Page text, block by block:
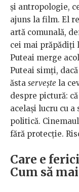
și antropologie,
ajuns la film. El
artă comunală,
cei mai prăpădiți
Puteai merge
Puteai simți,
ăsta servește la
despre pictură:
același lucru cu a
politică.
fără protecție.
Care e
Cum să